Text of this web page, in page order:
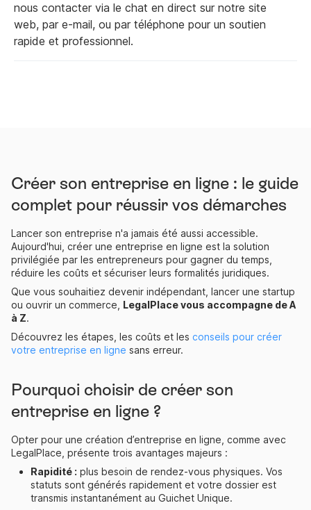
nous contacter via le chat en direct sur notre site
web, par e-mail, ou par téléphone pour un soutien
rapide et professionnel.
Créer son entreprise en ligne : le guide
complet pour réussir vos démarches
Lancer son entreprise n'a jamais été aussi accessible.
Aujourd'hui, créer une entreprise en ligne est la solution
privilégiée par les entrepreneurs pour gagner du temps,
réduire les coûts et sécuriser leurs formalités juridiques.
Que vous souhaitiez devenir indépendant, lancer une startup
ou ouvrir un commerce, LegalPlace vous accompagne de A
à Z.
Découvrez les étapes, les coûts et les conseils pour créer
votre entreprise en ligne sans erreur.
Pourquoi choisir de créer son
entreprise en ligne ?
Opter pour une création d’entreprise en ligne, comme avec
LegalPlace, présente trois avantages majeurs :
Rapidité : plus besoin de rendez-vous physiques. Vos
statuts sont générés rapidement et votre dossier est
transmis instantanément au Guichet Unique.